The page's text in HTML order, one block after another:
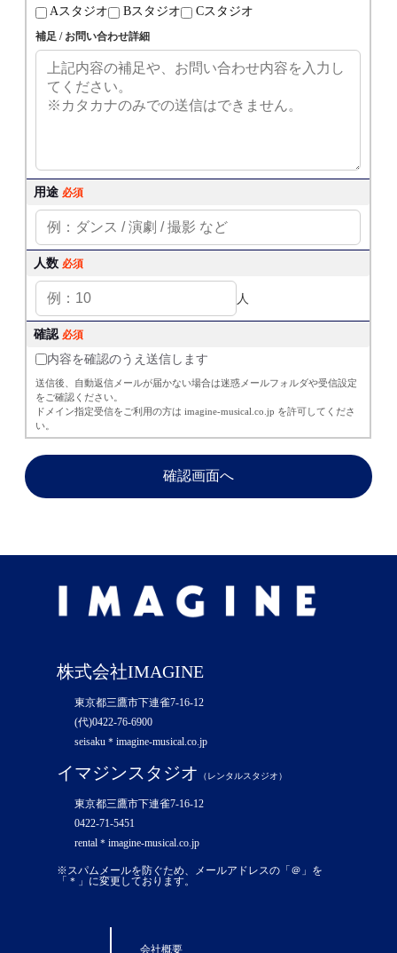
Aスタジオ Bスタジオ Cスタジオ
補足 / お問い合わせ詳細
用途 必須
人数 必須
人
確認 必須
内容を確認のうえ送信します
送信後、自動返信メールが届かない場合は迷惑メールフォルダや受信設定
をご確認ください。
ドメイン指定受信をご利用の方は imagine-musical.co.jp を許可してくださ
い。
確認画面へ
株式会社IMAGINE
東京都三鷹市下連雀7-16-12
(代)0422-76-6900
seisaku＊imagine-musical.co.jp
イマジンスタジオ （レンタルスタジオ）
東京都三鷹市下連雀7-16-12
0422-71-5451
rental＊imagine-musical.co.jp
※スパムメールを防ぐため、メールアドレスの「＠」を
「＊」に変更しております。
会社概要